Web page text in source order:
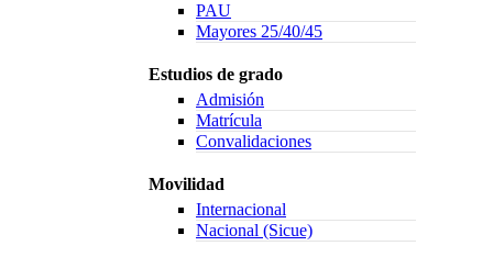
PAU
Mayores 25/40/45
Estudios de grado
Admisión
Matrícula
Convalidaciones
Movilidad
Internacional
Nacional (Sicue)